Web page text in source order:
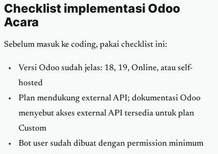
Checklist implementasi Odoo
Acara
Sebelum masuk ke coding, pakai checklist ini:
Versi Odoo sudah jelas: 18, 19, Online, atau self-
hosted
Plan mendukung external API; dokumentasi Odoo
menyebut akses external API tersedia untuk plan
Custom
Bot user sudah dibuat dengan permission minimum